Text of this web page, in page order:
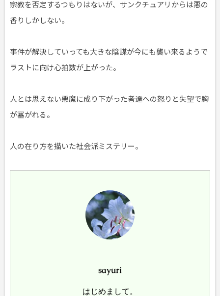
宗教を否定するつもりはないが、サンクチュアリからは悪の
香りしかしない。
事件が解決していっても大きな陰謀が今にも襲い来るようで
ラストに向け心拍数が上がった。
人とは思えない悪魔に成り下がった者達への怒りと失望で胸
が塞がれる。
人の在り方を描いた社会派ミステリー。
sayuri
はじめまして。